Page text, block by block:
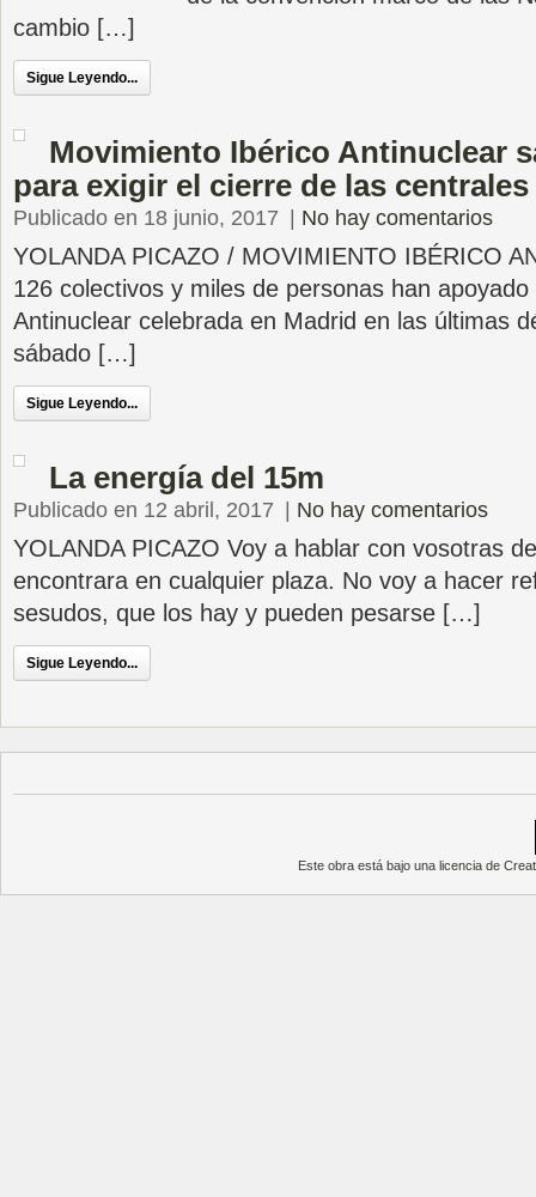
cambio […]
Sigue Leyendo...
Movimiento Ibérico Antinuclear
para exigir el cierre de las
Publicado en 18 junio, 2017 No hay comentarios
YOLANDA PICAZO / MOVIMIENTO IBÉRICO
126 colectivos y miles de personas han
Antinuclear celebrada en Madrid en las últimas
sábado […]
Sigue Leyendo...
La energía del 15m
Publicado en 12 abril, 2017 No hay comentarios
YOLANDA PICAZO Voy a hablar con vosotras
encontrara en cualquier plaza. No voy a hacer
sesudos, que los hay y pueden pesarse […]
Sigue Leyendo...
Este obra está bajo unalicencia de